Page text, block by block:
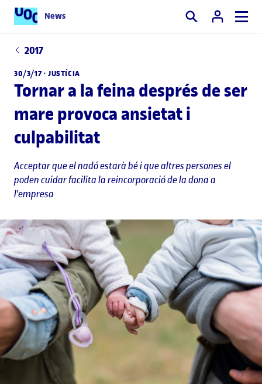
News Cercar
2017
30/3/17 · JUSTÍCIA
Tornar a la feina després de ser
mare provoca ansietat i
culpabilitat
Acceptar que el nadó estarà bé i que altres persones el
poden cuidar facilita la reincorporació de la dona a
l'empresa